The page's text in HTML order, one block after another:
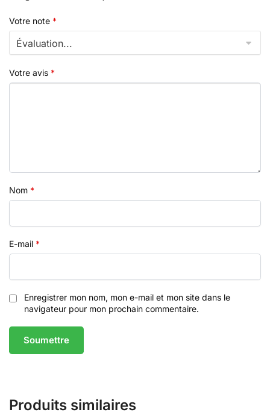
Votre note *
Votre avis *
Nom *
E-mail *
Enregistrer mon nom, mon e-mail et mon site dans le
navigateur pour mon prochain commentaire.
Produits similaires